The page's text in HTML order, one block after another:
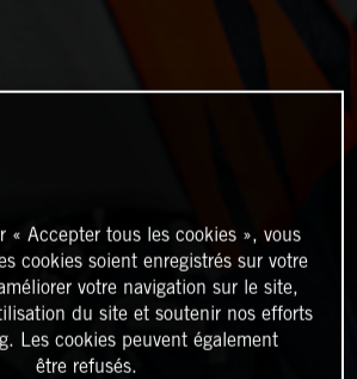
« Accepter tous les cookies », vous
cookies soient enregistrés sur votre
votre navigation sur le site,
du site et soutenir nos efforts
Les cookies peuvent également
être refusés.